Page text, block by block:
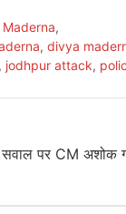
,
, divya
, jodhpur attack,
पर CM अशोक